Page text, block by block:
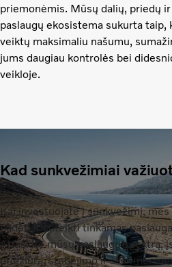
priemonėmis. Mūsų dalių, priedų
paslaugų ekosistema sukurta taip,
veiktų maksimaliu našumu,
jums daugiau kontrolės bei
veikloje.
Kad sunkvežimiai
Kai investuojate į sunkvežimį,
padėti ir suteikti tinkamas
Atraskite mūsų paslaugų spektrą,
priežiūrą, stebėjimo ir